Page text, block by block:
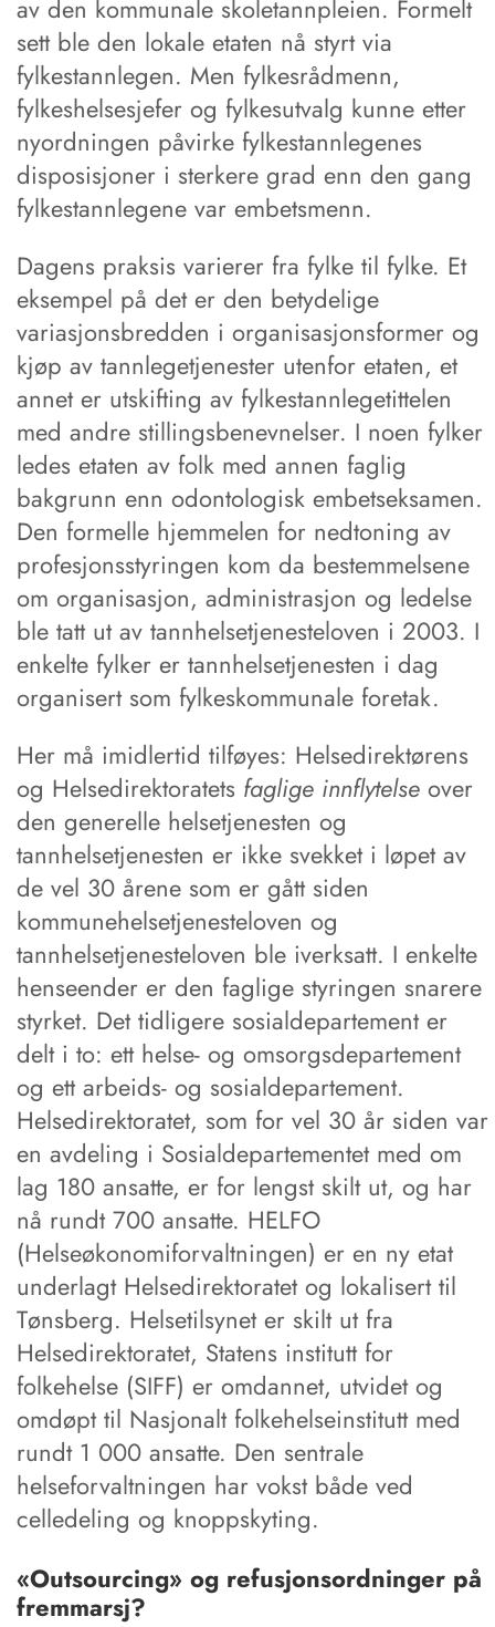
av den kommunale skoletannpleien. Formelt
sett ble den lokale etaten nå styrt via
fylkestannlegen. Men fylkesrådmenn,
fylkeshelsesjefer og fylkesutvalg kunne etter
nyordningen påvirke fylkestannlegenes
disposisjoner i sterkere grad enn den gang
fylkestannlegene var embetsmenn.
Dagens praksis varierer fra fylke til fylke. Et
eksempel på det er den betydelige
variasjonsbredden i organisasjonsformer og
kjøp av tannlegetjenester utenfor etaten, et
annet er utskifting av fylkestannlegetittelen
med andre stillingsbenevnelser. I noen fylker
ledes etaten av folk med annen faglig
bakgrunn enn odontologisk embetseksamen.
Den formelle hjemmelen for nedtoning av
profesjonsstyringen kom da bestemmelsene
om organisasjon, administrasjon og ledelse
ble tatt ut av tannhelsetjenesteloven i 2003. I
enkelte fylker er tannhelsetjenesten i dag
organisert som fylkeskommunale foretak.
Her må imidlertid tilføyes: Helsedirektørens
og Helsedirektoratets faglige innflytelse over
den generelle helsetjenesten og
tannhelsetjenesten er ikke svekket i løpet av
de vel 30 årene som er gått siden
kommunehelsetjenesteloven og
tannhelsetjenesteloven ble iverksatt. I enkelte
henseender er den faglige styringen snarere
styrket. Det tidligere sosialdepartement er
delt i to: ett helse- og omsorgsdepartement
og ett arbeids- og sosialdepartement.
Helsedirektoratet, som for vel 30 år siden var
en avdeling i Sosialdepartementet med om
lag 180 ansatte, er for lengst skilt ut, og har
nå rundt 700 ansatte. HELFO
(Helseøkonomiforvaltningen) er en ny etat
underlagt Helsedirektoratet og lokalisert til
Tønsberg. Helsetilsynet er skilt ut fra
Helsedirektoratet, Statens institutt for
folkehelse (SIFF) er omdannet, utvidet og
omdøpt til Nasjonalt folkehelseinstitutt med
rundt 1 000 ansatte. Den sentrale
helseforvaltningen har vokst både ved
celledeling og knoppskyting.
«Outsourcing» og refusjonsordninger på
fremmarsj?